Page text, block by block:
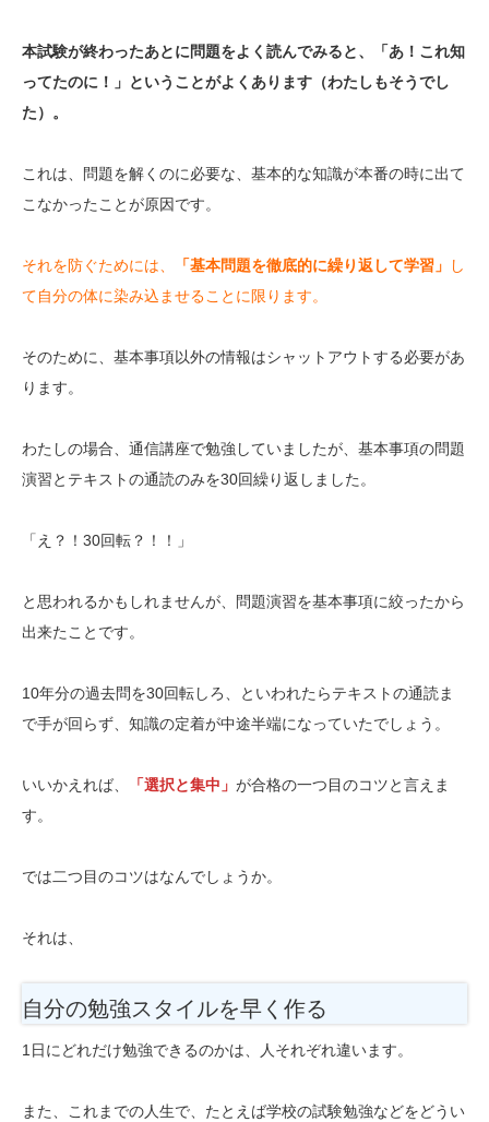
本試験が終わったあとに問題をよく読んでみると、「あ！これ知
ってたのに！」ということがよくあります（わたしもそうでし
た）。
これは、問題を解くのに必要な、基本的な知識が本番の時に出て
こなかったことが原因です。
それを防ぐためには、 「基本問題を徹底的に繰り返して学習」
し
て自分の体に染み込ませることに限ります。
そのために、基本事項以外の情報はシャットアウトする必要があ
ります。
わたしの場合、通信講座で勉強していましたが、基本事項の問題
演習とテキストの通読のみを30回繰り返しました。
「え？！30回転？！！」
と思われるかもしれませんが、問題演習を基本事項に絞ったから
出来たことです。
10年分の過去問を30回転しろ、といわれたらテキストの通読ま
で手が回らず、知識の定着が中途半端になっていたでしょう。
いいかえれば、 「選択と集中」 が合格の一つ目のコツと言えま
す。
では二つ目のコツはなんでしょうか。
それは、
自分の勉強スタイルを早く作る
1日にどれだけ勉強できるのかは、人それぞれ違います。
また、これまでの人生で、たとえば学校の試験勉強などをどうい